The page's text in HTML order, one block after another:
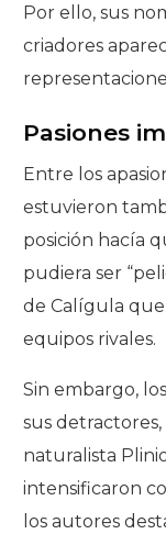
Por ello, sus
criadores
Pasiones
Entre los
estuvieron
posición hacía
pudiera ser
de Calígula
equipos rivales.
Sin embargo,
sus
naturalista
intensificaron
los autores